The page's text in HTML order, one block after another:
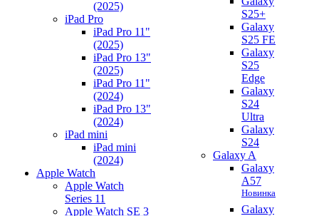
(2025)
iPad Pro
iPad Pro 11"
(2025)
iPad Pro 13"
(2025)
iPad Pro 11"
(2024)
iPad Pro 13"
(2024)
iPad mini
iPad mini
(2024)
Apple Watch
Apple Watch
Series 11
Apple Watch SE 3
S25+
Galaxy
S25 FE
Galaxy
S25
Edge
Galaxy
S24
Ultra
Galaxy
S24
Galaxy A
Galaxy
A57
Новинка
Galaxy